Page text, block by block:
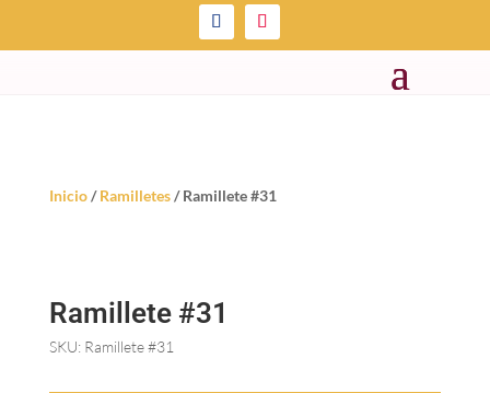
Inicio/Ramilletes/ Ramillete #31
Ramillete #31
SKU: Ramillete #31